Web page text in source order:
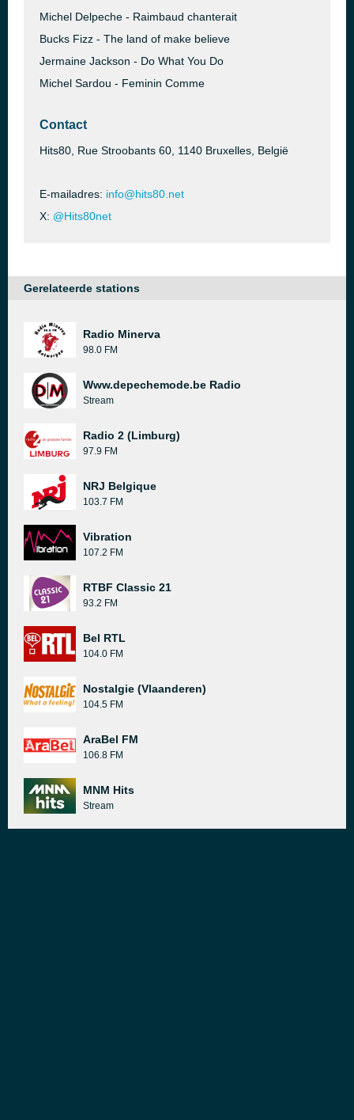
Michel Delpeche - Raimbaud chanterait
Bucks Fizz - The land of make believe
Jermaine Jackson - Do What You Do
Michel Sardou - Feminin Comme
Contact
Hits80, Rue Stroobants 60, 1140 Bruxelles, België
E-mailadres: info@hits80.net
X: @Hits80net
Gerelateerde stations
Radio Minerva
98.0 FM
Www.depechemode.be Radio
Stream
Radio 2 (Limburg)
97.9 FM
NRJ Belgique
103.7 FM
Vibration
107.2 FM
RTBF Classic 21
93.2 FM
Bel RTL
104.0 FM
Nostalgie (Vlaanderen)
104.5 FM
AraBel FM
106.8 FM
MNM Hits
Stream